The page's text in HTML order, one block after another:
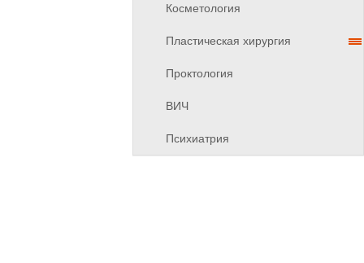
Косметология
Пластическая хирургия
Проктология
ВИЧ
Психиатрия